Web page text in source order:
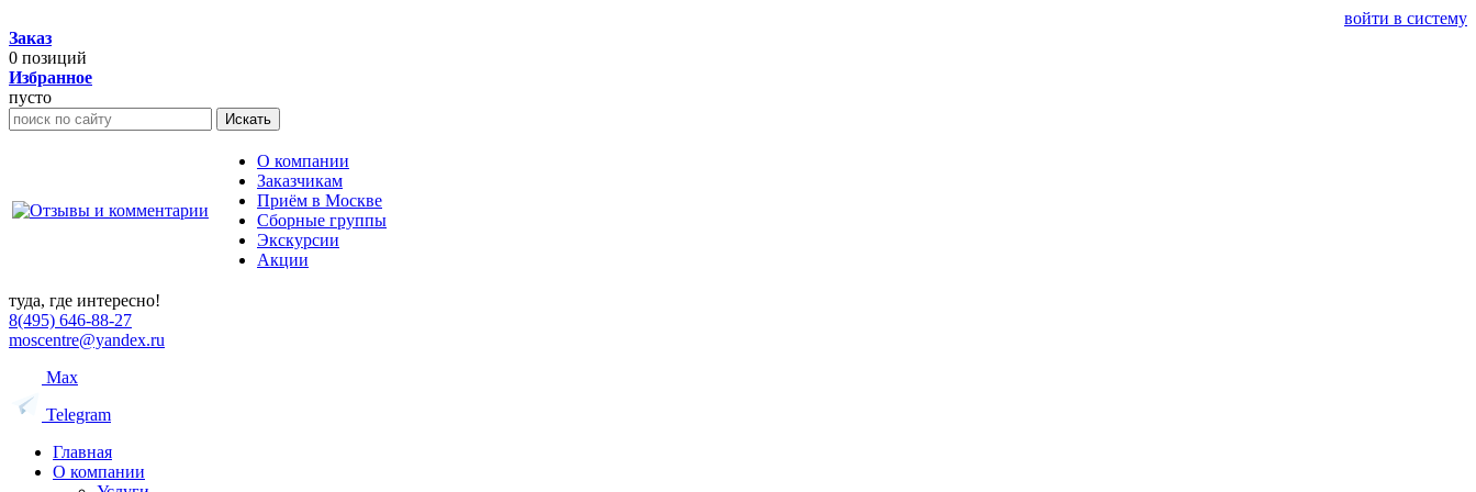
войти в систему
Заказ
0 позиций
Избранное
пусто
Искать
О компании
Заказчикам
Приём в Москве
Сборные группы
Экскурсии
Акции
туда, где интересно!
8(495) 646-88-27
moscentre@yandex.ru
Max
Telegram
Главная
О компании